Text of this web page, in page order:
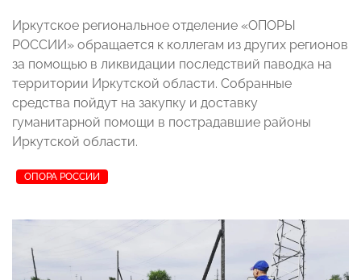
Иркутское региональное отделение «ОПОРЫ
РОССИИ» обращается к коллегам из других регионов
за помощью в ликвидации последствий паводка на
территории Иркутской области. Собранные
средства пойдут на закупку и доставку
гуманитарной помощи в пострадавшие районы
Иркутской области.
ОПОРА РОССИИ